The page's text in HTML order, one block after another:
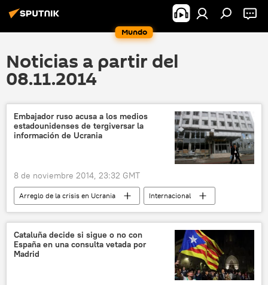
Mundo
Noticias a partir del
08.11.2014
Embajador ruso acusa a los medios
estadounidenses de tergiversar la
información de Ucrania
8 de noviembre 2014, 23:32 GMT
Arreglo de la crisis en Ucrania
Internacional
noticias
Cataluña decide si sigue o no con
España en una consulta vetada por
Madrid